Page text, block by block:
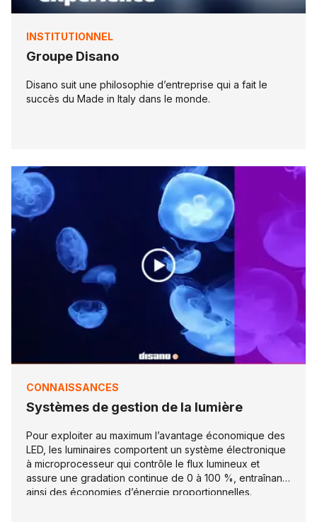
INSTITUTIONNEL
Groupe Disano
Disano suit une philosophie d’entreprise qui a fait le
succès du Made in Italy dans le monde.
CONNAISSANCES
Systèmes de gestion de la lumière
Pour exploiter au maximum l’avantage économique des
LED, les luminaires comportent un système électronique
à microprocesseur qui contrôle le flux lumineux et
assure une gradation continue de 0 à 100 %, entraînant
ainsi des économies d’énergie proportionnelles.